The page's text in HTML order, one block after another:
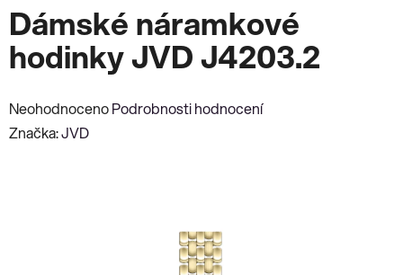
Dámské náramkové
hodinky JVD J4203.2
Průměrné
hodnocení
NeohodnocenoPodrobnosti hodnocení
Značka:JVD